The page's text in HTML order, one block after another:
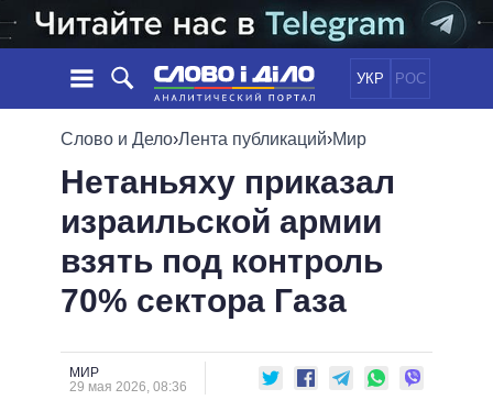
УКР РОС
НОВОСТИ
ЛЕНТА
СОБЫТИЯ
СТАТЬИ
ОБЗОРЫ
ДАЙДЖЕСТЫ
ПОЛИТИКА
ЭКОНОМИКА
ОБЩЕСТВО
ОБЕЩАНИЯ
ПОЛИТИКИ
ВСЕ ПОЛИТИКИ
ПРЕЗИДЕНТ И ОФИС
ВЕРХОВНАЯ РАДА
КАБИНЕТ МИНИСТРОВ
ИНФОГРАФИКА
ПОДДЕРЖАТЬ
Слово и Дело›Лента публикаций›Мир
Нетаньяху приказал
израильской армии
взять под контроль
70% сектора Газа
МИР
29 мая 2026, 08:36